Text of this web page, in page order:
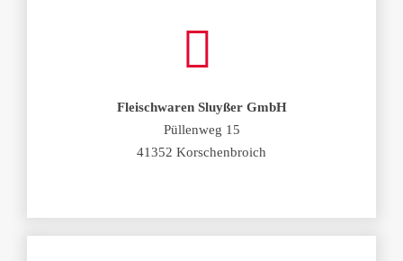
Fleischwaren Sluyßer GmbH
Püllenweg 15
41352 Korschenbroich